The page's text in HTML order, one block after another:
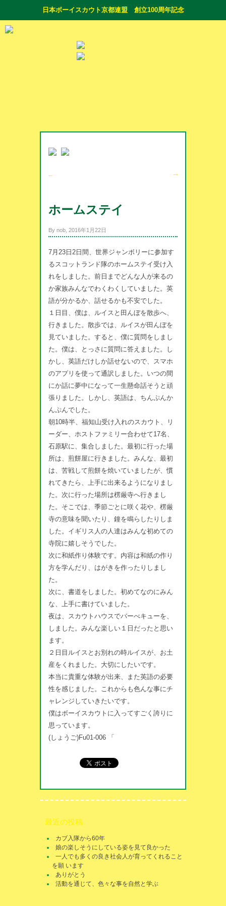
日本ボーイスカウト京都連盟 創立100周年記念
← →
ホームステイ
By nob, 2016年1月22日
7月23日2日間、世界ジャンボリーに参加す
るスコットランド隊のホームステイ受け入
れをしました。前日までどんな人が来るの
か家族みんなでわくわくしていました。英
語が分かるか、話せるかも不安でした。
１日目、僕は、ルイスと田んぼを散歩へ、
行きました。散歩では、ルイスが田んぼを
見ていました。すると、僕に質問をしまし
た。僕は、とっさに質問に答えました。し
かし、英語だけしか話せないので、スマホ
のアプリを使って通訳しました。いつの間
にか話に夢中になって一生懸命話そうと頑
張りました。しかし、英語は、ちんぷんか
んぷんでした。
朝10時半、福知山受け入れのスカウト、リ
ーダー、ホストファミリー合わせて17名、
石原駅に、集合しました。最初に行った場
所は、煎餅屋に行きました。みんな、最初
は、苦戦して煎餅を焼いていましたが、慣
れてきたら、上手に出来るようになりまし
た。次に行った場所は楞厳寺へ行きまし
た。そこでは、季節ごとに咲く花や、楞厳
寺の意味を聞いたり、鐘を鳴らしたりしま
した。イギリス人の人達はみんな初めての
寺院に嬉しそうでした。
次に和紙作り体験です。内容は和紙の作り
方を学んだり、はがきを作ったりしまし
た。
次に、書道をしました。初めてなのにみん
な、上手に書けていました。
夜は、スカウトハウスでバーべキューを、
しました。みんな楽しい１日だったと思い
ます。
２日目ルイスとお別れの時ルイスが、お土
産をくれました。大切にしたいです。
本当に貴重な体験が出来、また英語の必要
性を感じました。これからも色んな事にチ
ャレンジしていきたいです。
僕はボーイスカウトに入ってすごく誇りに
思っています。
(しょうご)Fu01-006 「
最近の投稿
カブ入隊から60年
娘の楽しそうにしている姿を見て良かった
一人でも多くの良き社会人が育ってくれること
を願 います
ありがとう
活動を通じて、色々な事を自然と学ぶ